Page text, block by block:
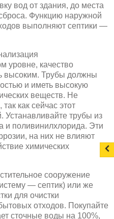
вод от здания, до места
Функцию наружной
выполняют септики —
уровне, качество
высоким. Трубы должны
и иметь высокую
веществ. Не
как сейчас этот
Устанавливайте трубы из
и поливинилхлорида. Эти
на них не влияют
химических
сооружение
— септик) или же
для очистки
отходов. Покупайте
сточные воды на 100%,